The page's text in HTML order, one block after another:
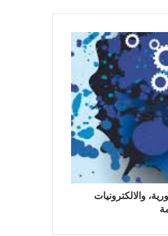
والالكترونيات